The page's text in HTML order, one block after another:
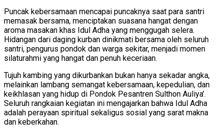
Puncak kebersamaan mencapai puncaknya saat para santri
memasak bersama, menciptakan suasana hangat dengan
aroma masakan khas Idul Adha yang menggugah selera.
Hidangan dari daging kurban dinikmati bersama oleh seluruh
santri, pengurus pondok dan warga sekitar, menjadi momen
silaturahmi yang hangat dan penuh keceriaan.
Tujuh kambing yang dikurbankan bukan hanya sekadar angka,
melainkan lambang semangat kebersamaan, kepedulian, dan
keikhlasan yang hidup di Pondok Pesantren Sulthon Auliya’.
Seluruh rangkaian kegiatan ini mengajarkan bahwa Idul Adha
adalah perayaan spiritual sekaligus sosial yang sarat makna
dan keberkahan.